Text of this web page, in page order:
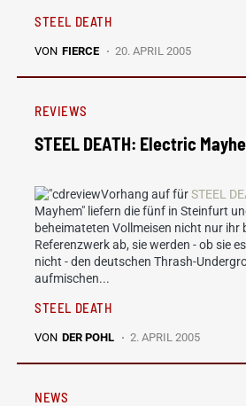
STEEL DEATH
VON FIERCE 20. APRIL 2005
REVIEWS
STEEL DEATH: Electric
Vorhang auf fürSTEEL
Mayhem" liefern die fünf in Steinfurt
beheimateten Vollmeisen nicht nur ihr
Referenzwerk ab, sie werden - ob sie
nicht - den deutschen Thrash-
aufmischen...
STEEL DEATH
VON DER POHL 2. APRIL 2005
NEWS